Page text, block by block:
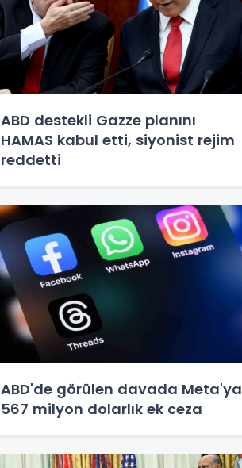
ABD destekli Gazze planını
HAMAS kabul etti, siyonist rejim
reddetti
ABD'de görülen davada Meta'ya
567 milyon dolarlık ek ceza